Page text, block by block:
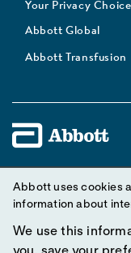
Your Privacy
Abbott Global
Abbott Transfusion
appearing in this
trademark, trade
Abbott uses cookies
information about
We use this